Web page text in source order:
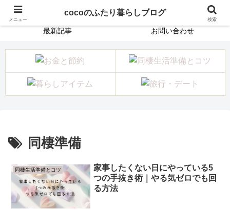
ホーム プロフィール
最新記事 お問い合わせ
同棲準備
同棲生活準備とコツ
家事したくない日にやっている5
つの手抜き術｜やる気ゼロでも回
る方法
メニュー
cocoのふたり暮らしブログ
検索